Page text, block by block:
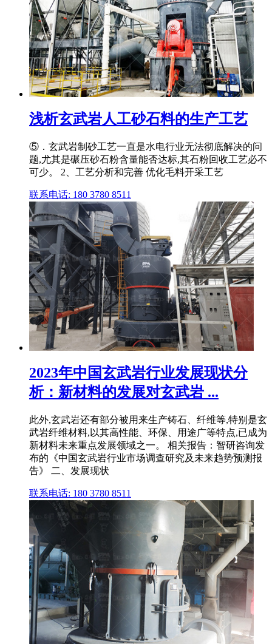
浅析玄武岩人工砂石料的生产工艺
⑤．玄武岩制砂工艺一直是水电行业无法彻底解决的问
题,尤其是碾压砂石粉含量能否达标,其石粉回收工艺必不
可少。 2、工艺分析和完善 优化毛料开采工艺
联系电话: 180 3780 8511
2023年中国玄武岩行业发展现状分
析：新材料的发展对玄武岩 ...
此外,玄武岩还有部分被用来生产铸石、纤维等,特别是玄
武岩纤维材料,以其高性能、环保、用途广等特点,已成为
新材料未来重点发展领域之一。 相关报告：智研咨询发
布的《中国玄武岩行业市场调查研究及未来趋势预测报
告》 二、发展现状
联系电话: 180 3780 8511